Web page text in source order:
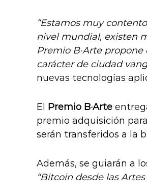
“Estamos muy
nivel mundial, existen
Premio B·Arte
carácter de ciudad
nuevas tecnologías
El Premio B·Arte
premio adquisición
serán transferidos a la
Además, se guiarán a
“Bitcoin desde las Artes